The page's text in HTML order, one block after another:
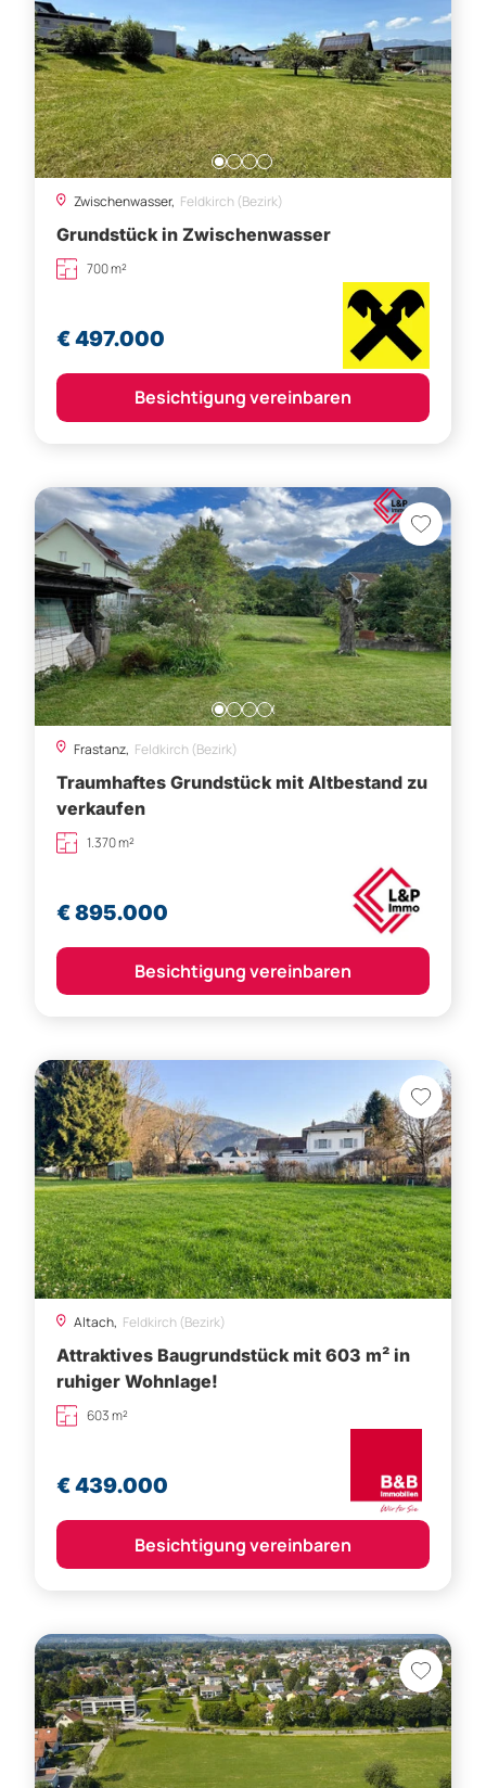
Zwischenwasser, Feldkirch (Bezirk)
Grundstück in Zwischenwasser
700 m²
€ 497.000
Besichtigung vereinbaren
Frastanz, Feldkirch (Bezirk)
Traumhaftes Grundstück mit Altbestand zu
verkaufen
1.370 m²
€ 895.000
Besichtigung vereinbaren
Altach, Feldkirch (Bezirk)
Attraktives Baugrundstück mit 603 m² in
ruhiger Wohnlage!
603 m²
€ 439.000
Besichtigung vereinbaren